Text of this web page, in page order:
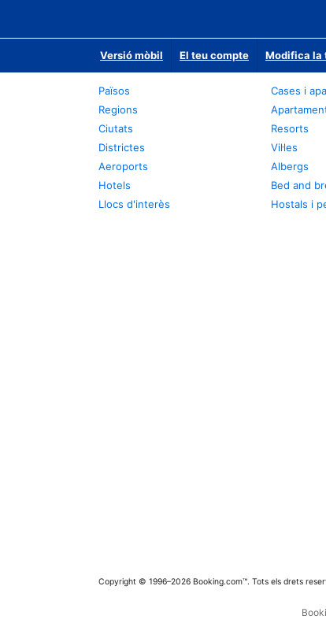
Versió mòbil El teu compte Modifica la
Països
Regions
Ciutats
Districtes
Aeroports
Hotels
Llocs d'interès
Cases i
Resorts
Vil·les
Albergs
Bed and
Hostals i
Copyright © 1996–2026 Booking.com™. Tots els drets